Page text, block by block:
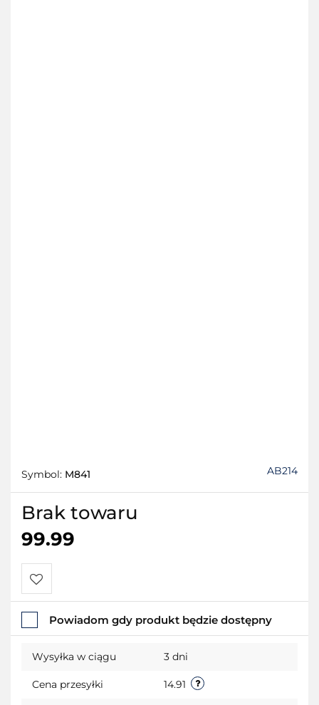
Symbol: M841 AB214
Brak towaru
99.99
Do
przechowalni
Powiadom gdy produkt będzie dostępny
Wysyłka w ciągu 3 dni
Cena przesyłki 14.91